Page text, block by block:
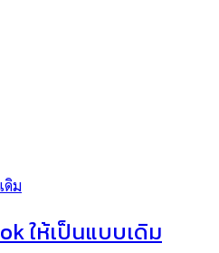
ให้เป็นแบบเดิม